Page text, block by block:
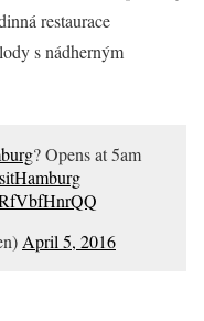
restaurace
s nádherným
? Opens at 5am
April 5, 2016